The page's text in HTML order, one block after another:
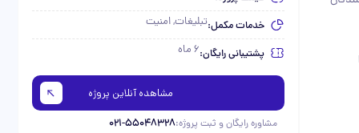
خدمات مکمل:تبلیغات, امنیت
پشتیبانی رایگان:6 ماه
مشاهده آنلاین پروژه
مشاوره رایگان و ثبت پروژه:021-55048328